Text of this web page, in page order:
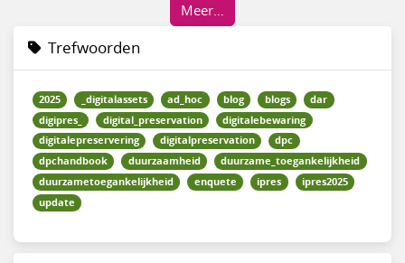
Meer…
Trefwoorden
2025 _digitalassets ad_hoc blog blogs
dar
digipres_
digital_preservation
digitalebewaring
digitalepreservering
digitalpreservation
dpc
dpchandbook
duurzaamheid
duurzame_toegankelijkheid
duurzametoegankelijkheid
enquete ipres
ipres2025
update